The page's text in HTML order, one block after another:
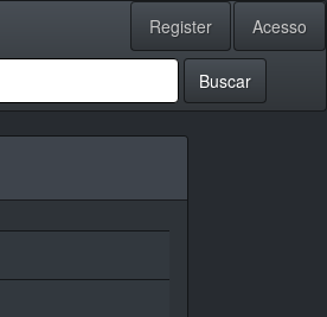
Register Acesso
Buscar